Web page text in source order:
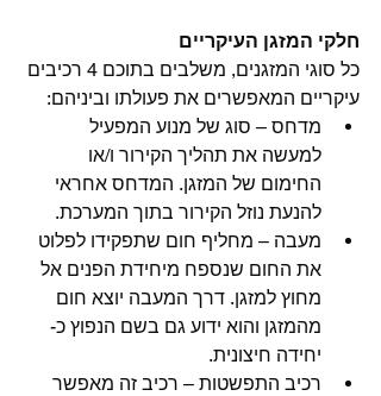
חלקי המזגן העיקריים
כל סוגי המזגנים, משלבים בתוכם 4 רכיבים
עיקריים המאפשרים את פעולתו וביניהם:
מדחס – סוג של מנוע המפעיל
למעשה את תהליך הקירור ו/או
החימום של המזגן. המדחס אחראי
להנעת נוזל הקירור בתוך המערכת.
מעבה – מחליף חום שתפקידו לפלוט
את החום שנספח מיחידת הפנים אל
מחוץ למזגן. דרך המעבה יוצא חום
מהמזגן והוא ידוע גם בשם הנפוץ כ-
יחידה חיצונית.
רכיב התפשטות – רכיב זה מאפשר